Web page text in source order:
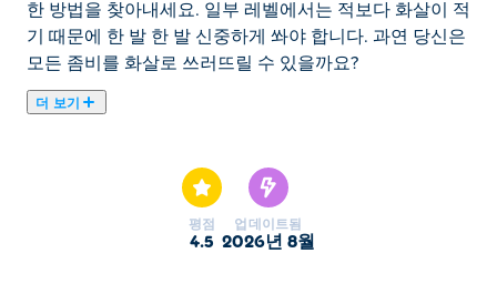
한 방법을 찾아내세요. 일부 레벨에서는 적보다 화살이 적
기 때문에 한 발 한 발 신중하게 쏴야 합니다. 과연 당신은
모든 좀비를 화살로 쓰러뜨릴 수 있을까요?
더 보기
살을 쏘고, 다이너마이트 같은 주변 환경을 활용하여 연쇄
살인을 저지르고, 화면 속 모든 좀비를 섬멸할 가장 영리
한 방법을 찾아내세요. 일부 레벨에서는 적보다 화살이 적
평점
4.5
업데이트됨
2026년 8월